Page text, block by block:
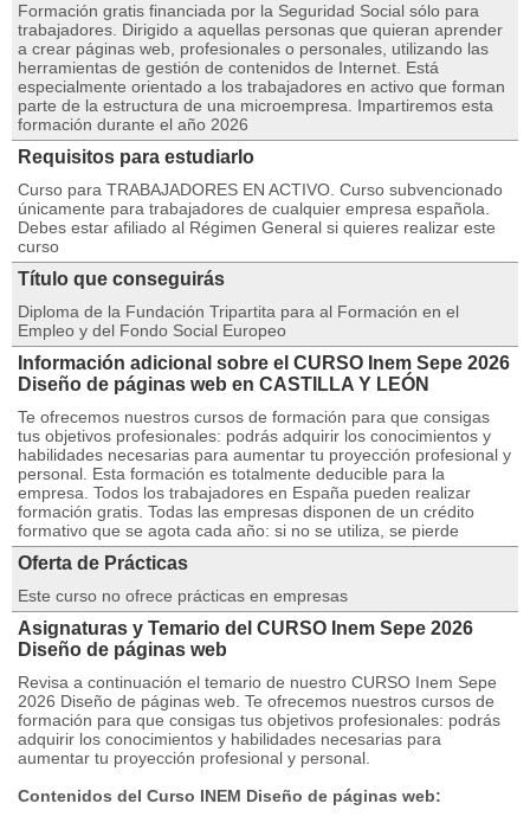
Formación gratis financiada por la Seguridad Social sólo para
trabajadores. Dirigido a aquellas personas que quieran aprender
a crear páginas web, profesionales o personales, utilizando las
herramientas de gestión de contenidos de Internet. Está
especialmente orientado a los trabajadores en activo que forman
parte de la estructura de una microempresa. Impartiremos esta
formación durante el año 2026
Requisitos para estudiarlo
Curso para TRABAJADORES EN ACTIVO. Curso subvencionado
únicamente para trabajadores de cualquier empresa española.
Debes estar afiliado al Régimen General si quieres realizar este
curso
Título que conseguirás
Diploma de la Fundación Tripartita para al Formación en el
Empleo y del Fondo Social Europeo
Información adicional sobre el CURSO Inem Sepe 2026
Diseño de páginas web en CASTILLA Y LEÓN
Te ofrecemos nuestros cursos de formación para que consigas
tus objetivos profesionales: podrás adquirir los conocimientos y
habilidades necesarias para aumentar tu proyección profesional y
personal. Esta formación es totalmente deducible para la
empresa. Todos los trabajadores en España pueden realizar
formación gratis. Todas las empresas disponen de un crédito
formativo que se agota cada año: si no se utiliza, se pierde
Oferta de Prácticas
Este curso no ofrece prácticas en empresas
Asignaturas y Temario del CURSO Inem Sepe 2026
Diseño de páginas web
Revisa a continuación el temario de nuestro CURSO Inem Sepe
2026 Diseño de páginas web. Te ofrecemos nuestros cursos de
formación para que consigas tus objetivos profesionales: podrás
adquirir los conocimientos y habilidades necesarias para
aumentar tu proyección profesional y personal.
Contenidos del Curso INEM Diseño de páginas web: